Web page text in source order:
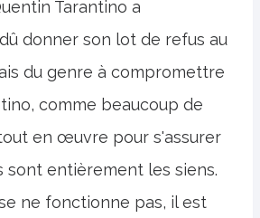
Tarantino a
donner son lot de refus au
du genre à compromettre
comme beaucoup de
en œuvre pour s'assurer
sont entièrement les siens.
ne fonctionne pas, il est